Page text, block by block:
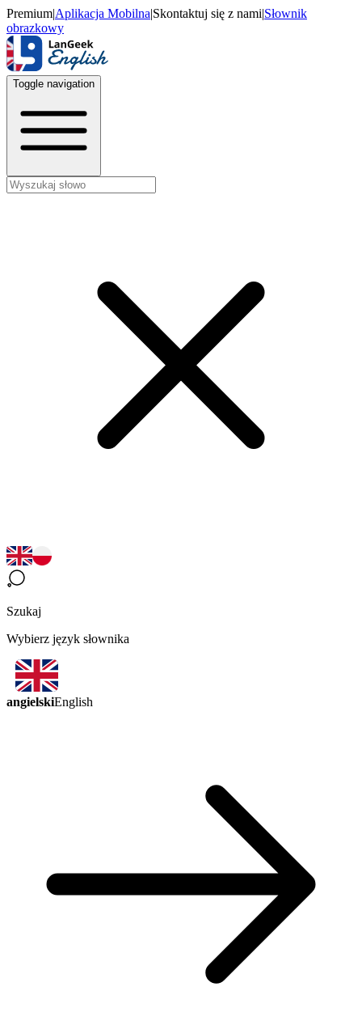
Premium|Aplikacja Mobilna|Skontaktuj się z nami|Słownik
obrazkowy
Toggle navigation
Szukaj
Wybierz język słownika
angielskiEnglish